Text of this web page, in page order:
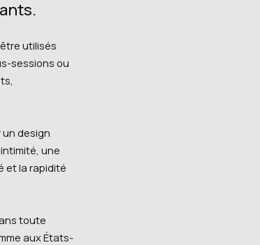
utilisés
sessions ou
design
une
et la rapidité
toute
aux États-